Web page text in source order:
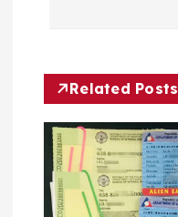
Related Posts